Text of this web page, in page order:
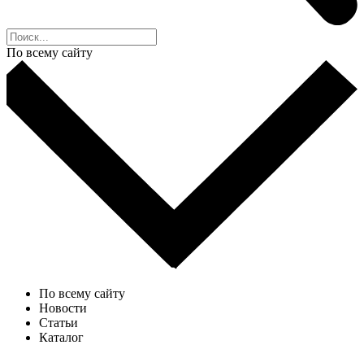
По всему сайту
По всему сайту
Новости
Статьи
Каталог